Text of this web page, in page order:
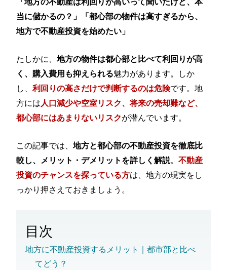
当に儲かるの？」「都心部の物件は高すぎるから、
地方で不動産投資を始めたい」
たしかに、地方の物件は都心部と比べて利回りが高
く、購入費用も抑えられる魅力があります。しか
し、利回りの高さだけで判断するのは危険です。地
方には人口減少や空室リスク、将来の売却難など、
都心部にはあまりないリスクが潜んでいます。
この記事では、地方と都心部の不動産投資を徹底比
較し、メリット・デメリットを詳しく解説。不動産
投資のチャンスを探っている方は、地方の現実をし
っかり押さえておきましょう。
目次
地方に不動産投資するメリット｜都市部と比べ
てどう？